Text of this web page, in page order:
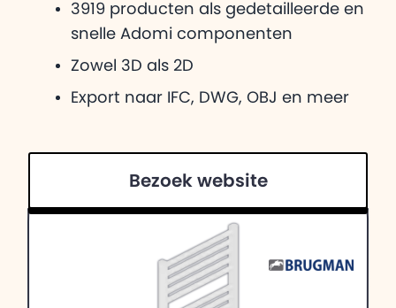
3919 producten als gedetailleerde en
snelle Adomi componenten
Zowel 3D als 2D
Export naar IFC, DWG, OBJ en meer
Bezoek website